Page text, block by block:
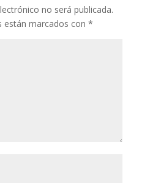
no será publicada.
están marcados con *